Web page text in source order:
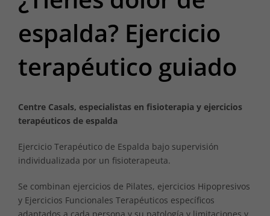
espalda? Ejercicio
terapéutico guiado
Centre Casals, especialistas en fisioterapia y ejercicios
terapéuticos de espalda
Ejercicio Terapéutico de Espalda bajo supervisión
individualizada por un fisioterapeuta.
Se combinan ejercicios de Pilates, ejercicios Hipopresivos
y Ejercicios Funcionales Terapéuticos específicos